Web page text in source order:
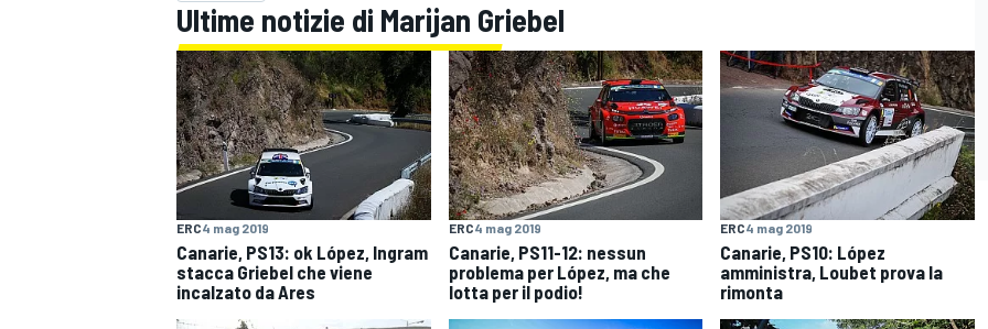
WRC
Ultime notizie di Marijan Griebel
ERC4 mag 2019
Canarie, PS13: ok López, Ingram
stacca Griebel che viene
incalzato da Ares
ERC4 mag 2019
Canarie, PS11-12: nessun
problema per López, ma che
lotta per il podio!
ERC4 mag 2019
Canarie, PS10: López
amministra, Loubet prova la
rimonta